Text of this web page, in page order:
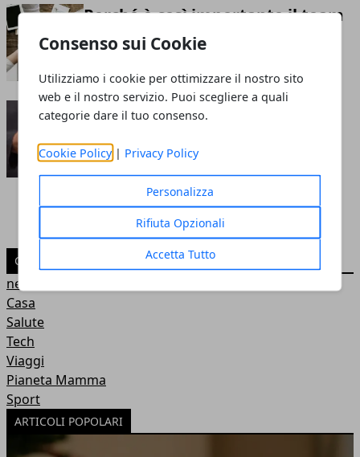
Consenso sui Cookie
Utilizziamo i cookie per ottimizzare il nostro sito
web e il nostro servizio. Puoi scegliere a quali
categorie dare il tuo consenso.
Cookie Policy | Privacy Policy
Personalizza
Rifiuta Opzionali
Accetta Tutto
Perché è così importante il team
building
5 cose che non sai del tuo
Redazione- 14 set 2022
CATEGORIE
news
Casa
Salute
Tech
Viaggi
Pianeta Mamma
Sport
ARTICOLI POPOLARI